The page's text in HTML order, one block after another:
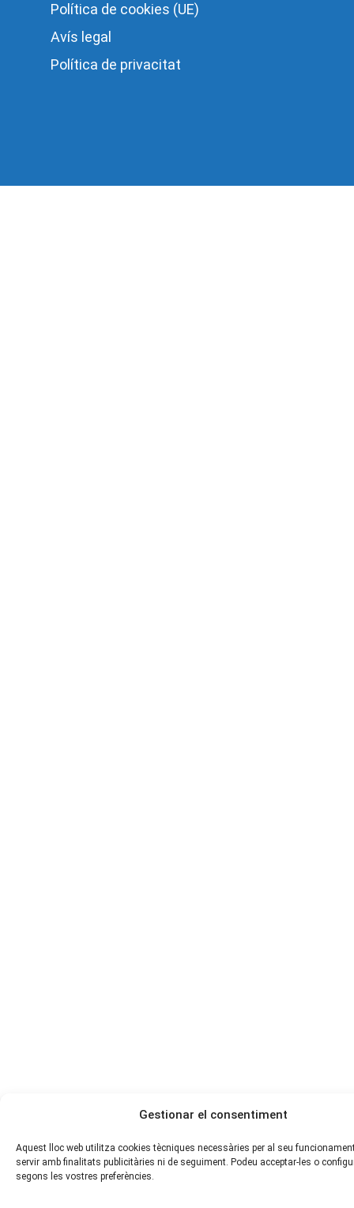
Gestionar el consentiment
Aquest lloc web utilitza cookies tècniques necessàries per al seu
servir amb finalitats publicitàries ni de seguiment. Podeu acceptar-les o
segons les vostres preferències.
Política de cookies (UE)
Avís legal
Política de privacitat